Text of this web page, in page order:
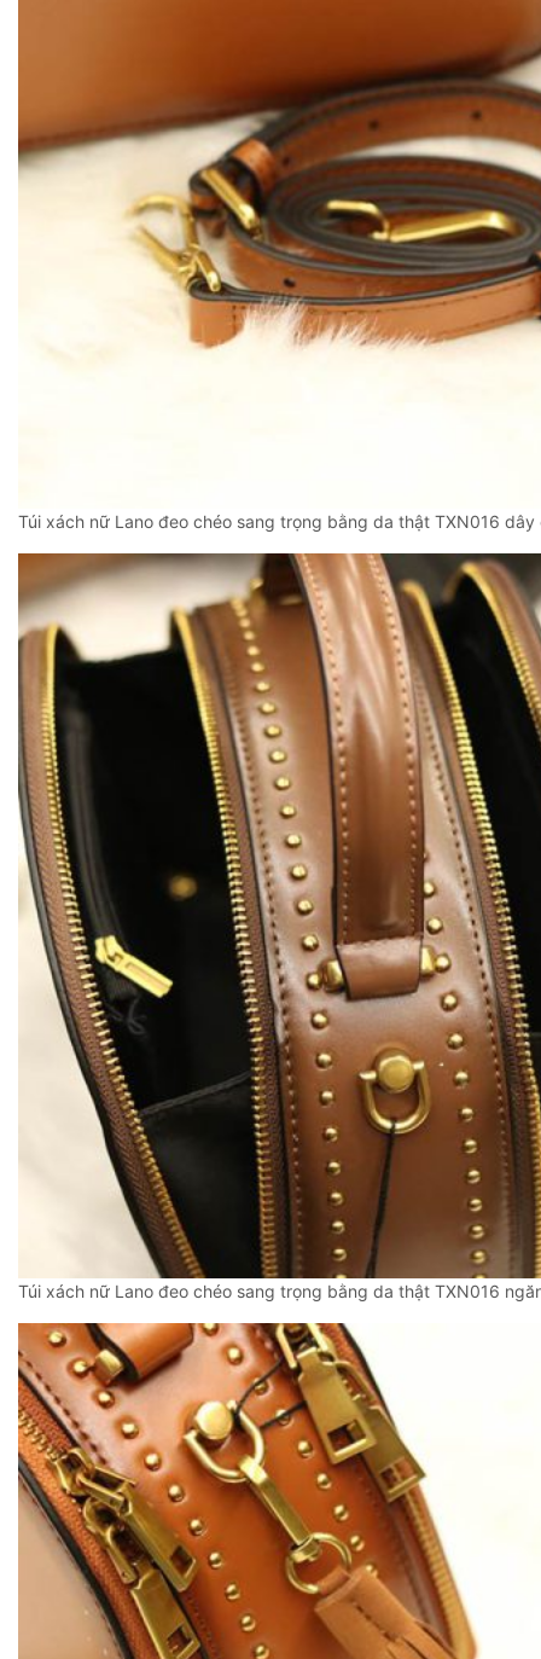
Túi xách nữ Lano đeo chéo sang trọng bằng da thật TXN016 dây
Túi xách nữ Lano đeo chéo sang trọng bằng da thật TXN016